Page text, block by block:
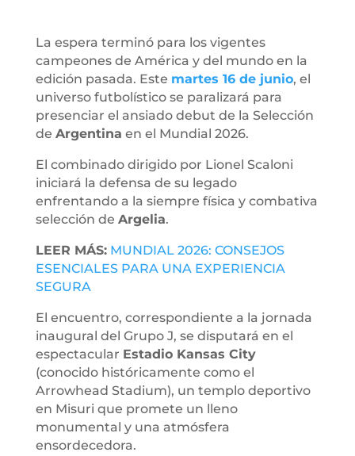
La espera terminó para los vigentes
campeones de América y del mundo en la
edición pasada. Este martes 16 de junio, el
universo futbolístico se paralizará para
presenciar el ansiado debut de la Selección
de Argentina en el Mundial 2026.
El combinado dirigido por Lionel Scaloni
iniciará la defensa de su legado
enfrentando a la siempre física y combativa
selección de Argelia.
LEER MÁS: MUNDIAL 2026: CONSEJOS
ESENCIALES PARA UNA EXPERIENCIA
SEGURA
El encuentro, correspondiente a la jornada
inaugural del Grupo J, se disputará en el
espectacular Estadio Kansas City
(conocido históricamente como el
Arrowhead Stadium), un templo deportivo
en Misuri que promete un lleno
monumental y una atmósfera
ensordecedora.